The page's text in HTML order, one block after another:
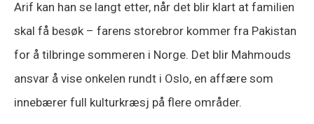
Arif kan han se langt etter, når det blir klart at familien
skal få besøk – farens storebror kommer fra Pakistan
for å tilbringe sommeren i Norge. Det blir Mahmouds
ansvar å vise onkelen rundt i Oslo, en affære som
innebærer full kulturkræsj på flere områder.